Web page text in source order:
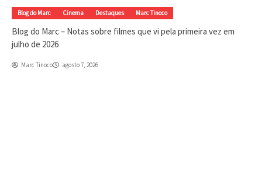
Blog do Marc Cinema Destaques Marc Tinoco
Blog do Marc – Notas sobre filmes que vi pela primeira vez em
julho de 2026
Marc Tinoco agosto 7, 2026